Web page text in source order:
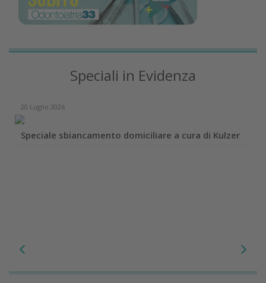
Speciali in Evidenza
20 Luglio 2026
Speciale sbiancamento domiciliare a cura di Kulzer